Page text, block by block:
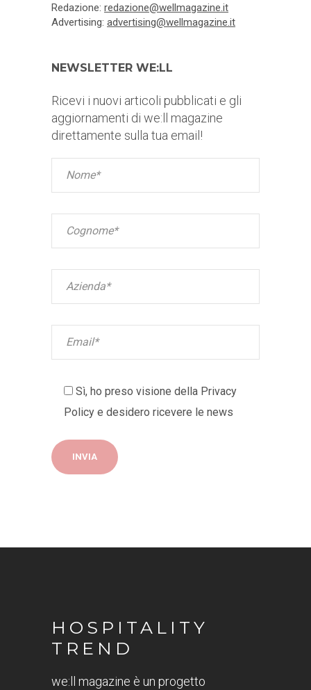
Redazione: redazione@wellmagazine.it
Advertising: advertising@wellmagazine.it
NEWSLETTER WE:LL
Ricevi i nuovi articoli pubblicati e gli
aggiornamenti di we:ll magazine
direttamente sulla tua email!
Sì, ho preso visione della Privacy
Policy e desidero ricevere le news
HOSPITALITY
TREND
we:ll magazine è un progetto